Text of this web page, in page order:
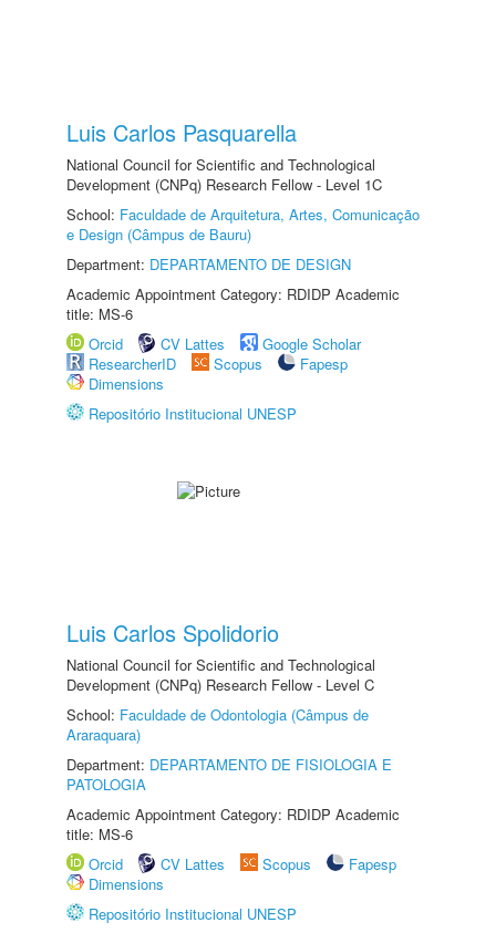
Luis Carlos Pasquarella
National Council for Scientific and Technological
Development (CNPq) Research Fellow - Level 1C
School: Faculdade de Arquitetura, Artes, Comunicação
e Design (Câmpus de Bauru)
Department: DEPARTAMENTO DE DESIGN
Academic Appointment Category: RDIDP Academic
title: MS-6
Orcid
CV Lattes
Google Scholar
ResearcherID
Scopus
Fapesp
Dimensions
Repositório Institucional UNESP
Luis Carlos Spolidorio
National Council for Scientific and Technological
Development (CNPq) Research Fellow - Level C
School: Faculdade de Odontologia (Câmpus de
Araraquara)
Department: DEPARTAMENTO DE FISIOLOGIA E
PATOLOGIA
Academic Appointment Category: RDIDP Academic
title: MS-6
Orcid
CV Lattes Scopus
Fapesp
Dimensions
Repositório Institucional UNESP